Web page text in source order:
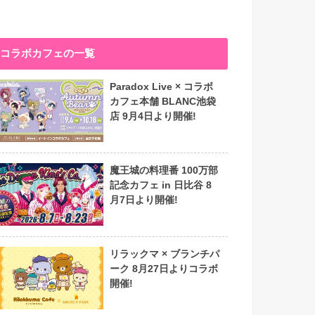
コラボカフェの一覧
Paradox Live × コラボ
カフェ本舗 BLANC池袋
店 9月4日より開催!
魔王城の料理番 100万部
記念カフェ in 日比谷 8
月7日より開催!
リラックマ × ブランチパ
ーク 8月27日よりコラボ
開催!